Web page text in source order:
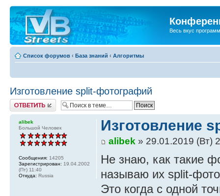
Весь вкус
Список форумов ‹ База знаний ‹ Алгоритмы
Изготовление split-фотографий
Ответить
alibek
Большой Человек
Сообщения: 14205
Зарегистрирован: 19.04.2002
(Пт) 11:40
Откуда: Russia
Изготовление
alibek » 29.01.2019 (Вт)
Не знаю, как такие
называю их split-
Это когда с одной